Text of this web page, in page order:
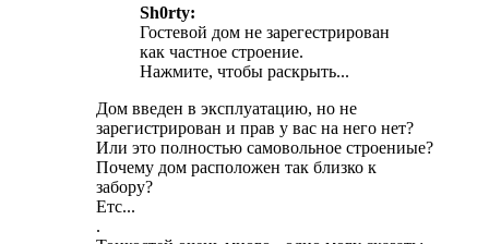
Sh0rty:
Гостевой дом не зарегестрирован
как частное строение.
Нажмите, чтобы раскрыть...
Дом введен в эксплуатацию, но не
зарегистрирован и прав у вас на него нет?
Или это полностью самовольное строениые?
Почему дом расположен так близко к
забору?
Етс...
.